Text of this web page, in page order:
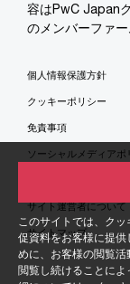
このサイトでは、ク
促資料をお客様に提
めに、お客様の閲覧
閲覧し続けることに
容はPwC Japan
のメンバーファ
個人情報保護方針
クッキーポリシー
免責事項
ソーシャルメディアポ
サイト運営者について
サイトマップ